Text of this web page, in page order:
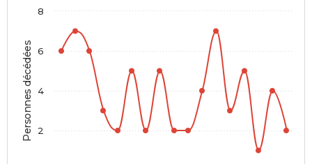
Personnes décédées 2
4
6
8